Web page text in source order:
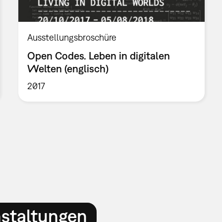
Ausstellungsbroschüre
Open Codes. Leben in digitalen
Welten (englisch)
2017